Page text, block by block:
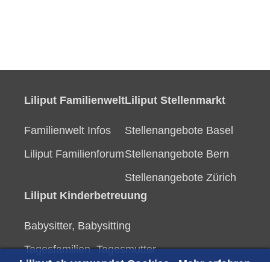
Liliput Familienwelt
Familienwelt Infos
Liliput Familienforum
Liliput Stellenmarkt
Stellenangebote Basel
Stellenangebote Bern
Stellenangebote Zürich
Liliput Kinderbetreuung
Babysitter, Babysitting
Tagesfamilien, Tagesmutter